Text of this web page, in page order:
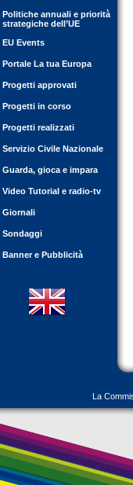
Politiche annuali e priorità
strategiche dell’UE
EU Events
Portale La tua Europa
Progetti approvati
Progetti in corso
Progetti realizzati
Servizio Civile Nazionale
Guarda, gioca e impara
Video Tutorial e radio-tv
Giornali
Sondaggi
Banner e Pubblicità
La